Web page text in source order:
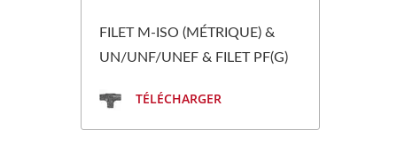
FILET M-ISO (MÉTRIQUE) &
UN/UNF/UNEF & FILET PF(G)
TÉLÉCHARGER